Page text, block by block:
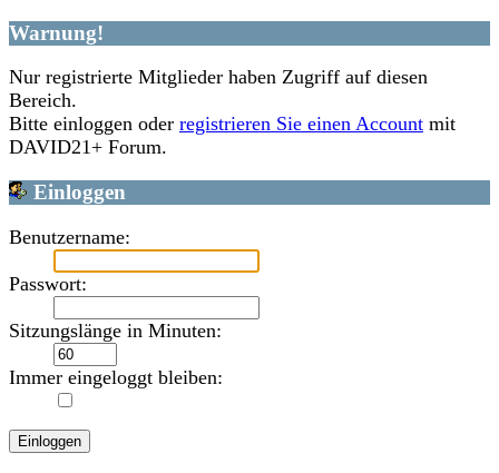
Warnung!
Nur registrierte Mitglieder haben Zugriff auf diesen
Bereich.
Bitte einloggen oder registrieren Sie einen Account mit
DAVID21+ Forum.
Einloggen
Benutzername:
Passwort:
Sitzungslänge in Minuten:
Immer eingeloggt bleiben: